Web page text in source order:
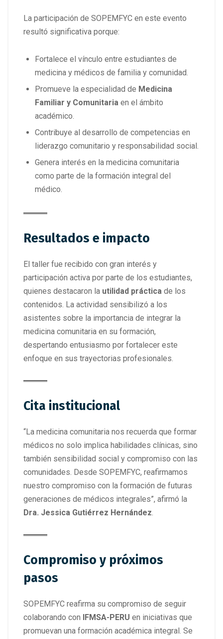
La participación de SOPEMFYC en este evento
resultó significativa porque:
Fortalece el vínculo entre estudiantes de
medicina y médicos de familia y comunidad.
Promueve la especialidad de Medicina
Familiar y Comunitaria en el ámbito
académico.
Contribuye al desarrollo de competencias en
liderazgo comunitario y responsabilidad social.
Genera interés en la medicina comunitaria
como parte de la formación integral del
médico.
Resultados e impacto
El taller fue recibido con gran interés y
participación activa por parte de los estudiantes,
quienes destacaron la utilidad práctica de los
contenidos. La actividad sensibilizó a los
asistentes sobre la importancia de integrar la
medicina comunitaria en su formación,
despertando entusiasmo por fortalecer este
enfoque en sus trayectorias profesionales.
Cita institucional
“La medicina comunitaria nos recuerda que formar
médicos no solo implica habilidades clínicas, sino
también sensibilidad social y compromiso con las
comunidades. Desde SOPEMFYC, reafirmamos
nuestro compromiso con la formación de futuras
generaciones de médicos integrales”, afirmó la
Dra. Jessica Gutiérrez Hernández.
Compromiso y próximos
pasos
SOPEMFYC reafirma su compromiso de seguir
colaborando con
IFMSA-PERU en iniciativas que
promuevan una formación académica integral. Se